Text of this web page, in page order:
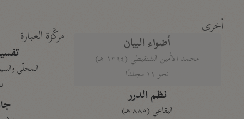
أخرى
أضواء البيان
محمد الأمين الشنقيطي (١٣٩٤ هـ)
نحو ١١ مجلدًا
نظم الدرر
البقاعي (٨٨٥ هـ)
مركَّزة العبارة
المحلّي والسيوطي